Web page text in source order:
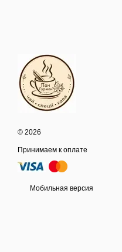
© 2026
Принимаем к оплате
Мобильная версия